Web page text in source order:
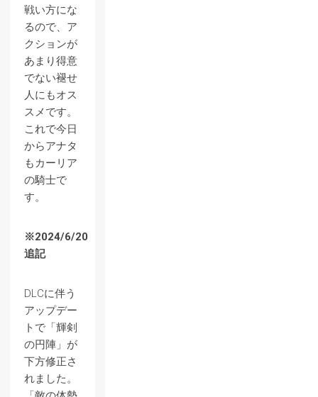
戦い方にな
るので、ア
クションが
あまり得意
でない褪せ
人にもオス
スメです。
これで今日
からアナタ
もカーリア
の騎士で
す。
※2024/6/20
追記
DLCに伴う
アップデー
トで「輝剣
の円陣」が
下方修正さ
れました。